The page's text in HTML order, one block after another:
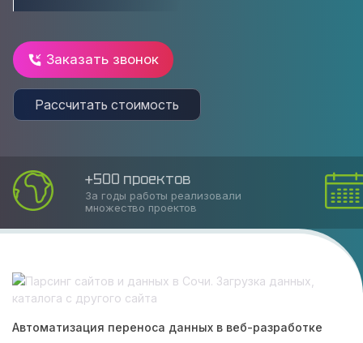
Заказать звонок
Рассчитать стоимость
Соблюдаем сроки
Накопленный опыт позволяет оказать
услугу в срок
Автоматизация переноса данных в веб-разработке